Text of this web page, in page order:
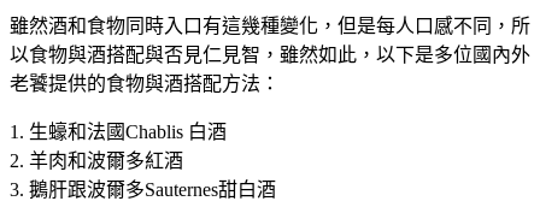
雖然酒和食物同時入口有這幾種變化，但是每人口感不同，所
以食物與酒搭配與否見仁見智，雖然如此，以下是多位國內外
老饕提供的食物與酒搭配方法：
1. 生蠔和法國Chablis 白酒
2. 羊肉和波爾多紅酒
3. 鵝肝跟波爾多Sauternes甜白酒